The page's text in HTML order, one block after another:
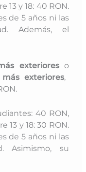
13 y 18: 40 RON.
de 5 años ni las
Además, el
exteriores o
exteriores,
40 RON,
13 y 18: 30 RON.
de 5 años ni las
Asimismo, su